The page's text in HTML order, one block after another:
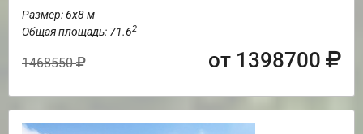
Размер: 6х8 м
Общая площадь: 71.62
1468550 от 1398700